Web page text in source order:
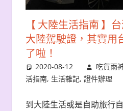
【 大陸生活指南 】
大陸駕駛證，其實用
了啦！
2020-08-12 吃貨雨
活指南, 生活雜記, 證件辦理
到大陸生活或是自助旅行